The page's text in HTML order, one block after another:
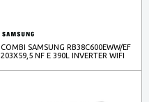
COMBI SAMSUNG RB38C600EWW/EF
203X59,5 NF E 390L INVERTER WIFI